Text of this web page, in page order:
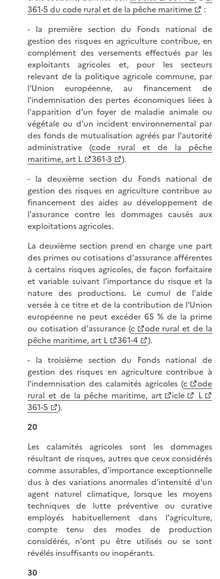
361-5 du code rural et de la pêche maritime
:
- la première section du Fonds national de
gestion des risques en agriculture contribue, en
complément des versements effectués par les
exploitants agricoles et, pour les secteurs
relevant de la politique agricole commune, par
l'Union européenne, au financement de
l'indemnisation des pertes économiques liées à
l'apparition d'un foyer de maladie animale ou
végétale ou d'un incident environnemental par
des fonds de mutualisation agréés par l'autorité
administrative (code rural et de la pêche
maritime, art L
361-3
).
- la deuxième section du Fonds national de
gestion des risques en agriculture contribue au
financement des aides au développement de
l'assurance contre les dommages causés aux
exploitations agricoles.
La deuxième section prend en charge une part
des primes ou cotisations d'assurance afférentes
à certains risques agricoles, de façon forfaitaire
et variable suivant l'importance du risque et la
nature des productions. Le cumul de l'aide
versée à ce titre et de la contribution de l'Union
européenne ne peut excéder 65 % de la prime
ou cotisation d'assurance (c
ode rural et de la
pêche maritime, art L
361-4
).
- la troisième section du Fonds national de
gestion des risques en agriculture contribue à
l'indemnisation des calamités agricoles (c
ode
rural et de la pêche maritime, art
icle
L
361-5
).
20
Les calamités agricoles sont les dommages
résultant de risques, autres que ceux considérés
comme assurables, d'importance exceptionnelle
dus à des variations anormales d'intensité d'un
agent naturel climatique, lorsque les moyens
techniques de lutte préventive ou curative
employés habituellement dans l'agriculture,
compte tenu des modes de production
considérés, n'ont pu être utilisés ou se sont
révélés insuffisants ou inopérants.
30